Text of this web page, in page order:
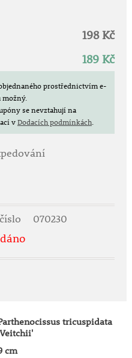
zbarvením!
198 Kč
189 Kč
prostřednictvím e-
možný.
se nevztahují na
vDodacích podmínkách.
070230
tricuspidata
cm